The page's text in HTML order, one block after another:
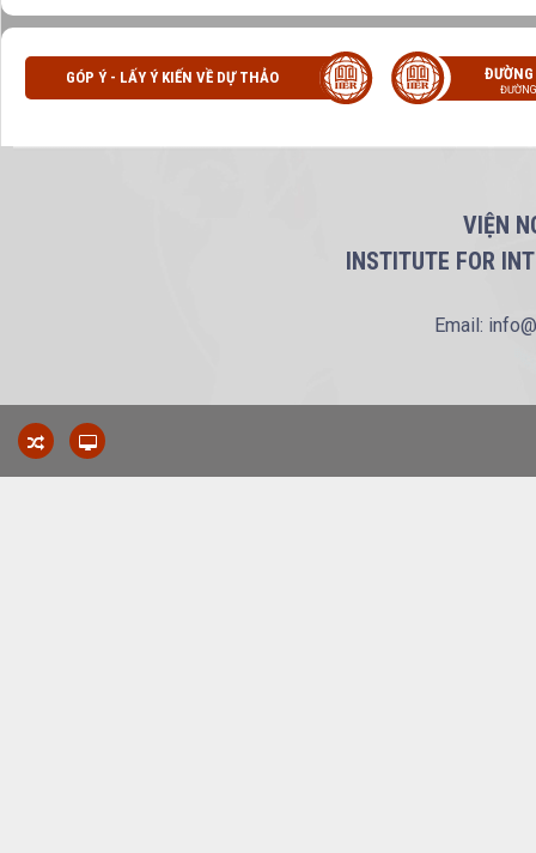
GÓP Ý - LẤY Ý KIẾN VỀ DỰ THẢO
VIỆN
INSTITUTE FOR
Email: